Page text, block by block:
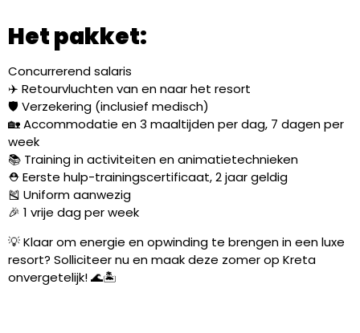
Het pakket:
Concurrerend salaris
✈️ Retourvluchten van en naar het resort
🛡️ Verzekering (inclusief medisch)
🏡 Accommodatie en 3 maaltijden per dag, 7 dagen per
week
📚 Training in activiteiten en animatietechnieken
⛑️ Eerste hulp-trainingscertificaat, 2 jaar geldig
🎽 Uniform aanwezig
🎉 1 vrije dag per week
💡 Klaar om energie en opwinding te brengen in een luxe
resort? Solliciteer nu en maak deze zomer op Kreta
onvergetelijk! 🌊🏝️